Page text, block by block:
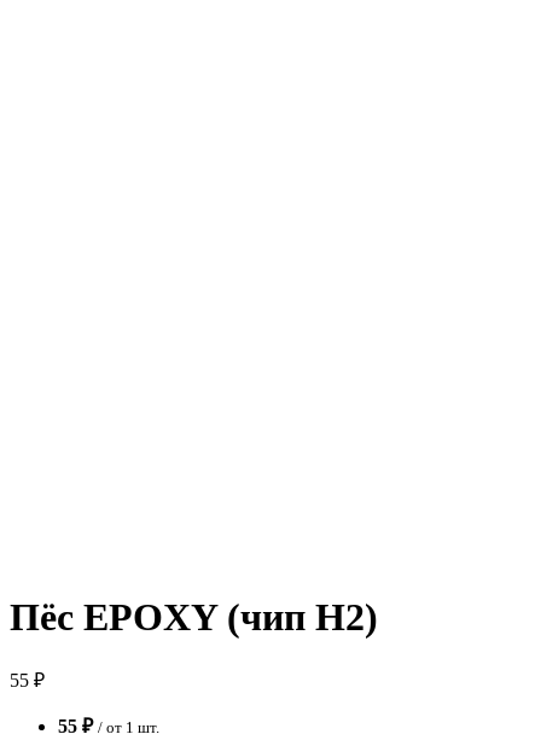
Пёс EPOXY (чип H2)
55 ₽
55 ₽ / от 1 шт.